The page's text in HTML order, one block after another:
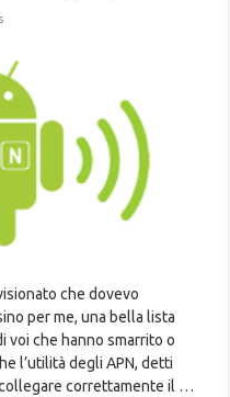
che dovevo
per me, una bella lista
voi che hanno smarrito o
l’utilità degli APN, detti
correttamente il …